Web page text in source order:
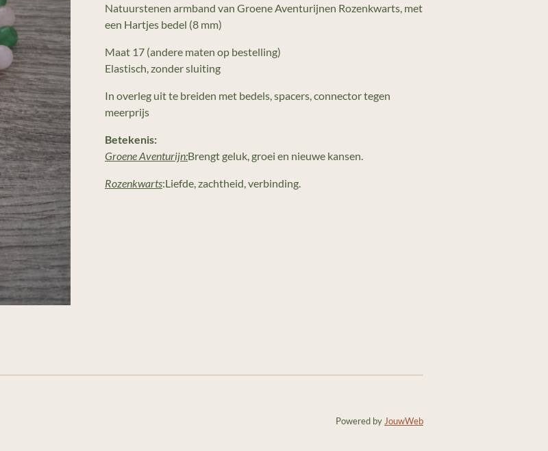
Natuurstenen armband van Groene Aventurijnen Rozenkwarts, met
een Hartjes bedel (8 mm)
Maat 17 (andere maten op bestelling)
Elastisch, zonder sluiting
In overleg uit te breiden met bedels, spacers, connector tegen
meerprijs
Betekenis:
Groene Aventurijn:Brengt geluk, groei en nieuwe kansen.
Rozenkwarts:Liefde, zachtheid, verbinding.
Powered byJouwWeb